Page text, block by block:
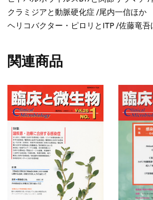
クラミジアと動脈硬化症 /尾内一信ほか
ヘリコバクター・ピロリとITP /佐藤竜吾
関連商品